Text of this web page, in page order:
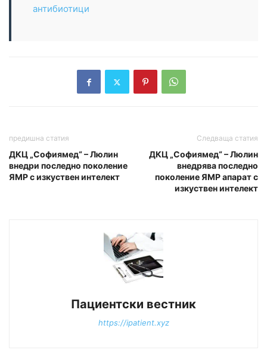
антибиотици
предишна статия
ДКЦ „Софиямед“ – Люлин
внедри последно поколение
ЯМР с изкуствен интелект
Следваща статия
ДКЦ „Софиямед“ – Люлин
внедрява последно
поколение ЯМР апарат с
изкуствен интелект
Пациентски вестник
https://ipatient.xyz